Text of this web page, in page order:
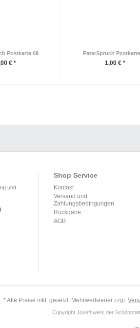
Postkarte 09
€ *
PaterSpruch
1,00 € *
und
Shop Service
Kontakt
Versand und
Zahlungsbedingungen
Rückgabe
AGB
* Alle Preise inkl. gesetzl. Mehrwertsteuer zzgl.
Copyright Josefswerk der